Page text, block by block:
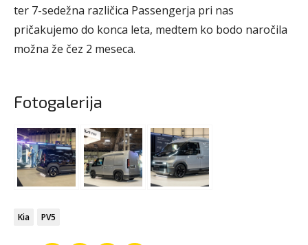
ter 7-sedežna različica Passengerja pri nas
pričakujemo do konca leta, medtem ko bodo naročila
možna že čez 2 meseca.
Fotogalerija
Kia PV5